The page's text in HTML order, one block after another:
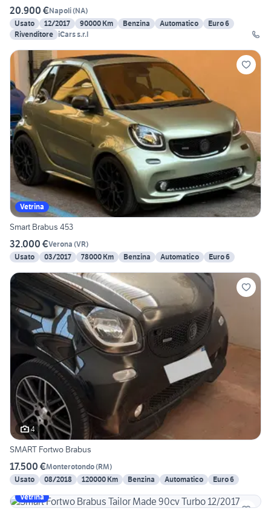
20.900 €Napoli(NA)
Usato
12/2017 90000 Km Benzina Automatico
Euro 6
Rivenditore iCars s.r.l
Vetrina
Smart Brabus 453
32.000 €Verona (VR)
Usato
03/2017 78000 Km Benzina Automatico Euro 6
4
SMART Fortwo Brabus
17.500 €Monterotondo(RM)
Usato
08/2018 120000 Km Benzina Automatico
Euro 6
Vetrina